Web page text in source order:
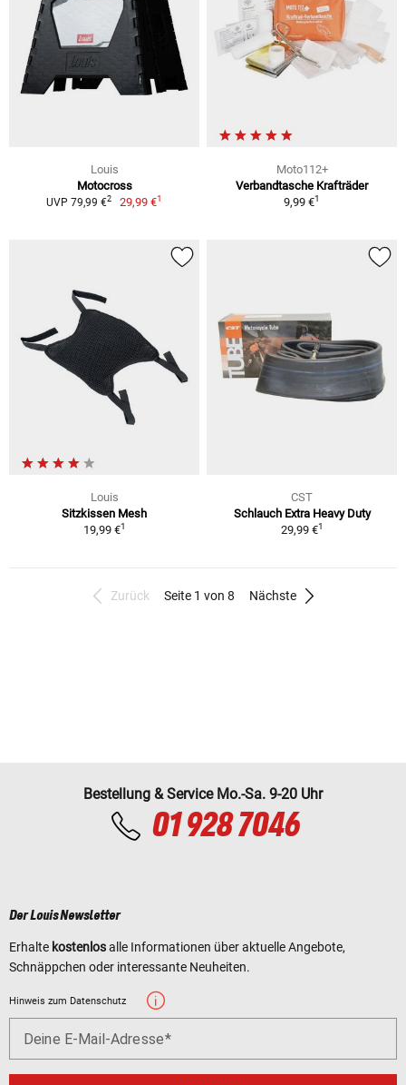
Louis
Motocross
UVP 79,99 €2 29,99 €1
Moto112+
Verbandtasche Krafträder
9,99 €1
Louis
Sitzkissen Mesh
19,99 €1
CST
Schlauch Extra Heavy Duty
29,99 €1
Zurück Seite 1 von 8 Nächste
Bestellung & Service Mo.-Sa. 9-20 Uhr
01 928 7046
Der Louis Newsletter
Erhalte kostenlosalle Informationen über aktuelle Angebote,
Schnäppchen oder interessante Neuheiten.
Hinweis zum Datenschutz
Deine E-Mail-Adresse